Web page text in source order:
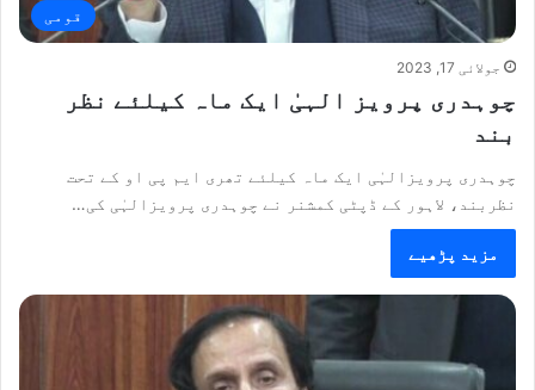
قومی
جولائی 17, 2023
چوہدری پرویز الہیٰ ایک ماہ کیلئے نظر
بند
چوہدری پرویزالہٰی ایک ماہ کیلئے تھری ایم پی او کے تحت
نظربند، لاہور کے ڈپٹی کمشنر نے چوہدری پرویزالہٰی کی…
مزید پڑھیے